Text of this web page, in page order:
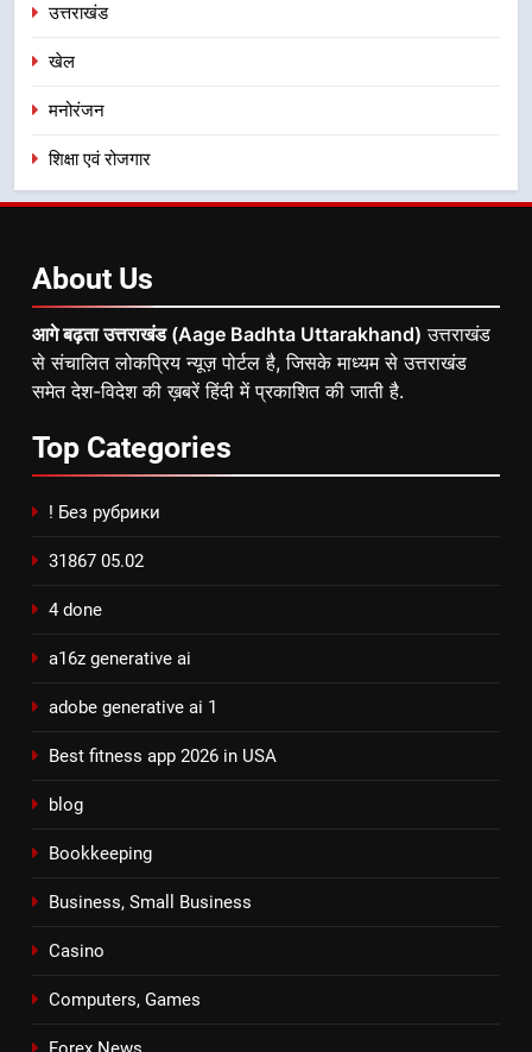
उत्तराखंड
खेल
मनोरंजन
शिक्षा एवं रोजगार
About Us
आगे बढ़ता उत्तराखंड (Aage Badhta Uttarakhand) उत्तराखंड
से संचालित लोकप्रिय न्यूज़ पोर्टल है, जिसके माध्यम से उत्तराखंड
समेत देश-विदेश की ख़बरें हिंदी में प्रकाशित की जाती है.
Top Categories
! Без рубрики
31867 05.02
4 done
a16z generative ai
adobe generative ai 1
Best fitness app 2026 in USA
blog
Bookkeeping
Business, Small Business
Casino
Computers, Games